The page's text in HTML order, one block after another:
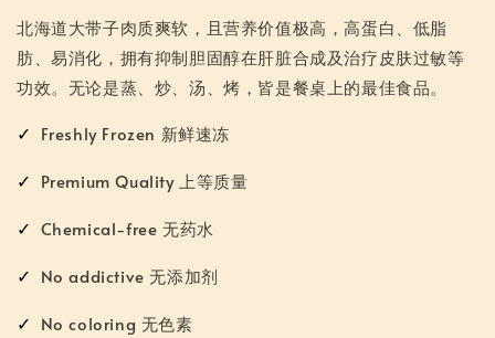
北海道大带子肉质爽软，且营养价值极高，高蛋白、低脂
肪、易消化，拥有抑制胆固醇在肝脏合成及治疗皮肤过敏等
功效。无论是蒸、炒、汤、烤，皆是餐桌上的最佳食品。
✓ Freshly Frozen 新鲜速冻
✓ Premium Quality 上等质量
✓ Chemical-free 无药水
✓ No addictive 无添加剂
✓ No coloring 无色素